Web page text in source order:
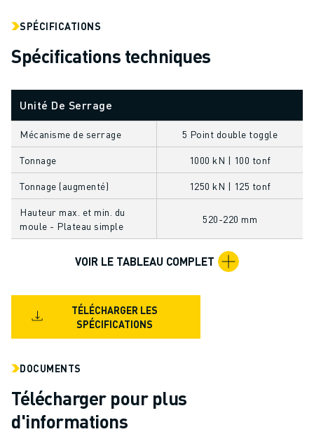
SOLUTIONS POUR LES INDUSTRIES
WORLDSKILLS ET JEUNES TALENTS
ACTUALITÉS ET MÉDIAS
EVÉNEMENTS
ÉVÉNEMENTS ÉDUCATIFS
A PROPOS DE FANUC
A PROPOS DE FANUC
FANUC EN EUROPE
NOS SITES
DÉVELOPPEMENT DURABLE
REJOIGNEZ-NOUS
CONTACT
IMPRESSION
SPÉCIFICATIONS
Spécifications techniques
Unité De Serrage
Mécanisme de serrage 5 Point double toggle
Tonnage 1000 kN | 100 tonf
Tonnage (augmenté) 1250 kN | 125 tonf
Hauteur max. et min. du
moule - Plateau simple
520-220 mm
VOIR LE TABLEAU COMPLET
TÉLÉCHARGER LES
SPÉCIFICATIONS
DOCUMENTS
Télécharger pour plus
d'informations